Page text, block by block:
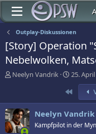
Outplay-Diskussionen
[Story] Operation
Nebelwolken,
E
t
e
l
l
Neelyn Vandrik
E
s
t
e
l
l
25.
Erste
Neelyn Vandrik
Kampfpilot in der